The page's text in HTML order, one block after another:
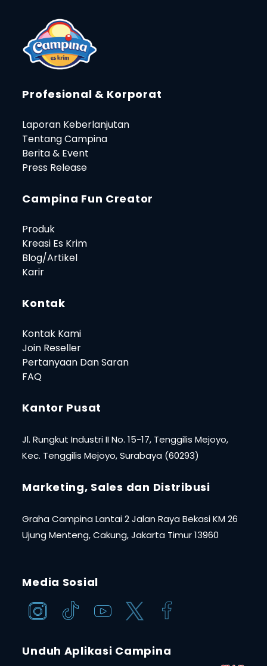
Profesional & Korporat
Laporan Keberlanjutan
Tentang Campina
Berita & Event
Press Release
Campina Fun Creator
Produk
Kreasi Es Krim
Blog/Artikel
Karir
Kontak
Kontak Kami
Join Reseller
Pertanyaan Dan Saran
FAQ
Kantor Pusat
Jl. Rungkut Industri II No. 15-17, Tenggilis Mejoyo,
Kec. Tenggilis Mejoyo, Surabaya (60293)
Marketing, Sales dan Distribusi
Graha Campina Lantai 2 Jalan Raya Bekasi KM 26
Ujung Menteng, Cakung, Jakarta Timur 13960
Media Sosial
Unduh Aplikasi Campina